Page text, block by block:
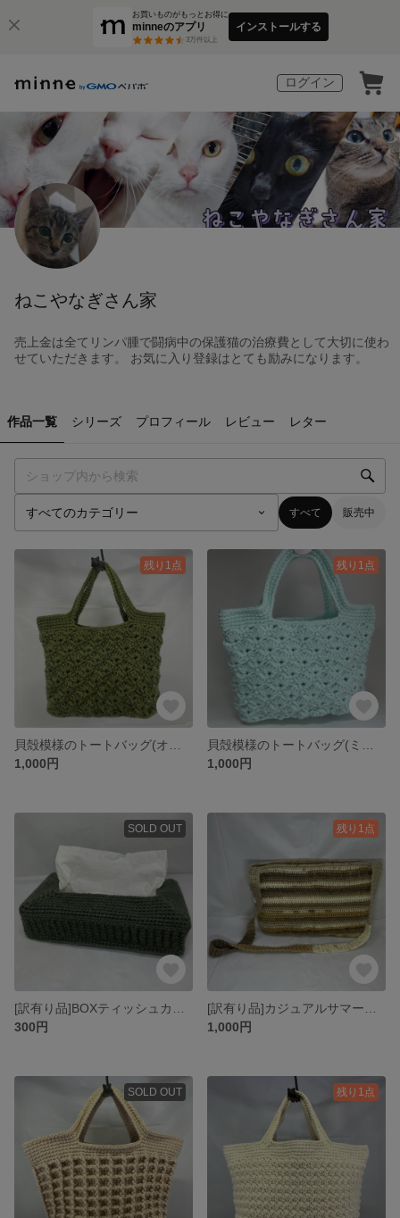
お買いものがもっとお得に
minneのアプリ
3万件以上
インストールする
ログイン
ねこやなぎさん家
売上金は全てリンパ腫で闘病中の保護猫の治療費として大切に使わ
せていただきます。 お気に入り登録はとても励みになります。
作品一覧 シリーズ プロフィール レビュー レター
すべて 販売中
残り1点
1,000円
残り1点
1,000円
SOLD OUT
300円
残り1点
1,000円
SOLD OUT 残り1点